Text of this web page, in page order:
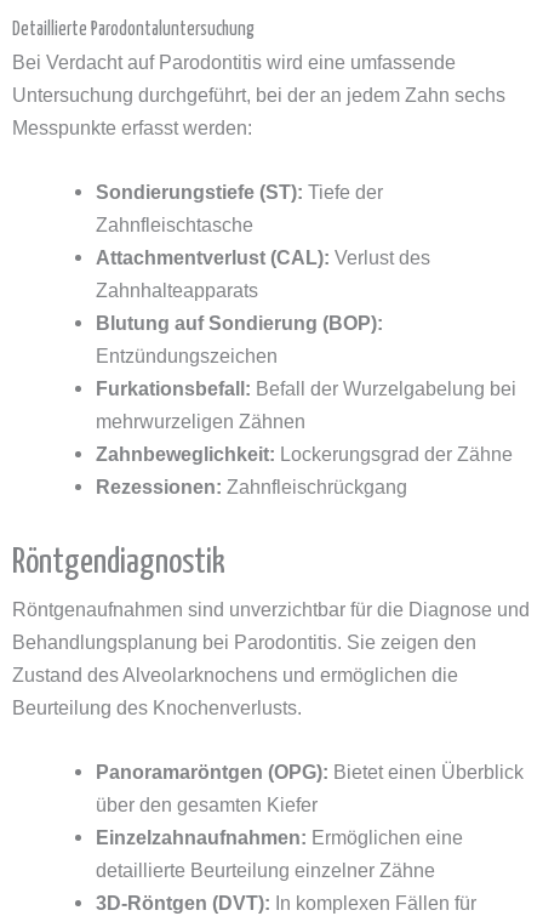
Detaillierte Parodontaluntersuchung
Bei Verdacht auf Parodontitis wird eine umfassende
Untersuchung durchgeführt, bei der an jedem Zahn sechs
Messpunkte erfasst werden:
Sondierungstiefe (ST): Tiefe der
Zahnfleischtasche
Attachmentverlust (CAL): Verlust des
Zahnhalteapparats
Blutung auf Sondierung (BOP):
Entzündungszeichen
Furkationsbefall: Befall der Wurzelgabelung bei
mehrwurzeligen Zähnen
Zahnbeweglichkeit: Lockerungsgrad der Zähne
Rezessionen: Zahnfleischrückgang
Röntgendiagnostik
Röntgenaufnahmen sind unverzichtbar für die Diagnose und
Behandlungsplanung bei Parodontitis. Sie zeigen den
Zustand des Alveolarknochens und ermöglichen die
Beurteilung des Knochenverlusts.
Panoramaröntgen (OPG): Bietet einen Überblick
über den gesamten Kiefer
Einzelzahnaufnahmen: Ermöglichen eine
detaillierte Beurteilung einzelner Zähne
3D-Röntgen (DVT): In komplexen Fällen für